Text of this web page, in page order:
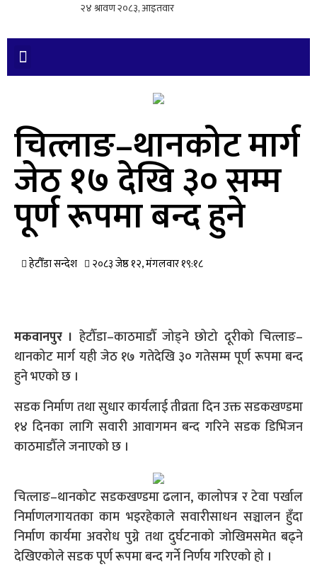
चित्लाङ–थानकोट मार्ग
जेठ १७ देखि ३० सम्म
पूर्ण रूपमा बन्द हुने
हेटौँडा सन्देश २०८३ जेष्ठ १२, मंगलवार १९:१८
मकवानपुर । हेटौँडा–काठमाडौँ जोड्ने छोटो दूरीको चित्लाङ–
थानकोट मार्ग यही जेठ १७ गतेदेखि ३० गतेसम्म पूर्ण रूपमा बन्द
हुने भएको छ ।
सडक निर्माण तथा सुधार कार्यलाई तीव्रता दिन उक्त सडकखण्डमा
१४ दिनका लागि सवारी आवागमन बन्द गरिने सडक डिभिजन
काठमाडौँले जनाएको छ ।
चित्लाङ–थानकोट सडकखण्डमा ढलान, कालोपत्र र टेवा पर्खाल
निर्माणलगायतका काम भइरहेकाले सवारीसाधन सञ्चालन हुँदा
निर्माण कार्यमा अवरोध पुग्ने तथा दुर्घटनाको जोखिमसमेत बढ्ने
देखिएकोले सडक पूर्ण रूपमा बन्द गर्ने निर्णय गरिएको हो ।